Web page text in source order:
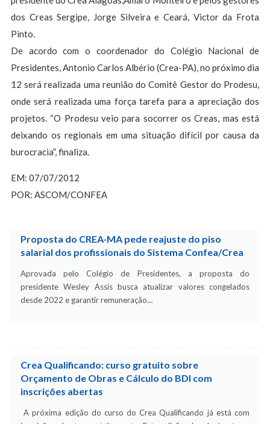
dos Creas Sergipe, Jorge Silveira e Ceará, Victor da Frota
Pinto.
De acordo com o coordenador do Colégio Nacional de
Presidentes, Antonio Carlos Albério (Crea-PA), no próximo dia
12 será realizada uma reunião do Comitê Gestor do Prodesu,
onde será realizada uma força tarefa para a apreciação dos
projetos. “O Prodesu veio para socorrer os Creas, mas está
deixando os regionais em uma situação difícil por causa da
burocracia”, finaliza.
EM: 07/07/2012
POR: ASCOM/CONFEA
Proposta do CREA-MA pede reajuste do piso
salarial dos profissionais do Sistema Confea/Crea
Aprovada pelo Colégio de Presidentes, a proposta do
presidente Wesley Assis busca atualizar valores congelados
desde 2022 e garantir remuneração…
Crea Qualificando: curso gratuito sobre
Orçamento de Obras e Cálculo do BDI com
inscrições abertas
A próxima edição do curso do Crea Qualificando já está com